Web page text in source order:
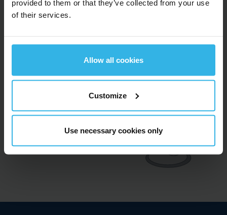
provided to them or that they’ve collected from your use
of their services.
Allow all cookies
Customize
Use necessary cookies only